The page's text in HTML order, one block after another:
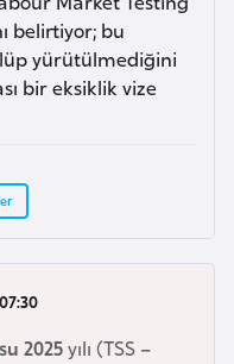
belirtiyor; bu
yürütülmediğini
bir eksiklik vize
2025yılı (TSS –